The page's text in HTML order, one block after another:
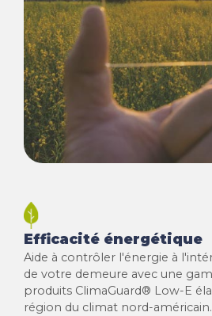
Efficacité énergétique
Aide à contrôler l'énergie à
de votre demeure avec une
produits ClimaGuard® Low-E
région du climat nord-américain.